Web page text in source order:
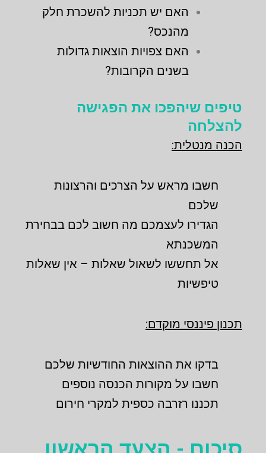
האם יש תכניות להשכרת חלק
מהנכס?
האם צפויות הוצאות גדולות
בשנים הקרובות?
טיפים שיהפכו את הפגישה
להצלחה
הכנה מנטלית:
חשבו מראש על הצרכים והרצונות
שלכם
הגדירו לעצמכם מה חשוב לכם בבחירת
המשכנתא
אל תחששו לשאול שאלות – אין שאלות
טיפשיות
תכנון פיננסי מוקדם:
בדקו את ההוצאות החודשיות שלכם
חשבו על מקורות הכנסה נוספים
תכננו רזרבה כספית למקרי חירום